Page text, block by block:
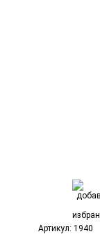
Артикул: 1940